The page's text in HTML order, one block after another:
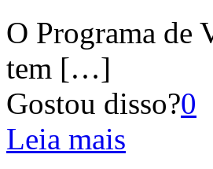
O Programa de
tem […]
Gostou disso?0
Leia mais